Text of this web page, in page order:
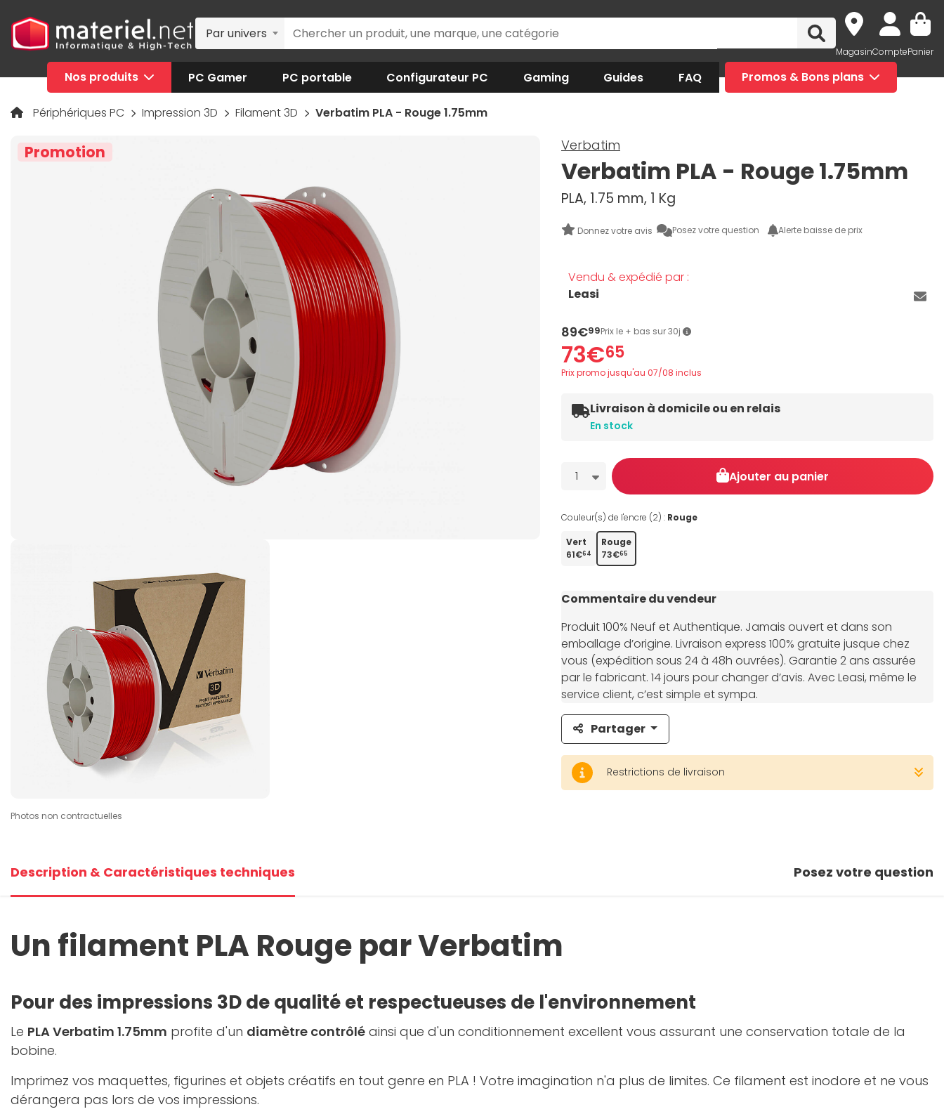
Par univers
MagasinComptePanier
Nos produits PC Gamer PC portable Configurateur PC Gaming Guides FAQ Promos & Bons plans
Périphériques PC Impression 3D Filament 3D Verbatim PLA - Rouge 1.75mm
Promotion
Photos non contractuelles
Verbatim
Verbatim PLA - Rouge 1.75mm
PLA, 1.75 mm, 1 Kg
Donnez votre avis Posez votre question Alerte baisse de prix
Vendu & expédié par :
Leasi
89€99Prix le + bas sur 30j
73€65
Prix promo jusqu'au 07/08 inclus
Livraison à domicile ou en relais
En stock
Quantité
1 Ajouter au panier
Couleur(s) de l'encre (2) : Rouge
Vert
61€64
Rouge
73€65
Commentaire du vendeur
Produit 100% Neuf et Authentique. Jamais ouvert et dans son
emballage d’origine. Livraison express 100% gratuite jusque chez
vous (expédition sous 24 à 48h ouvrées). Garantie 2 ans assurée
par le fabricant. 14 jours pour changer d’avis. Avec Leasi, même le
service client, c’est simple et sympa.
Partager
Restrictions de livraison
Description & Caractéristiques techniques Posez votre question
Un filament PLA Rouge par Verbatim
Pour des impressions 3D de qualité et respectueuses de l'environnement
Le PLA Verbatim 1.75mm profite d'un diamètre contrôlé ainsi que d'un conditionnement excellent vous assurant une conservation totale de la
bobine.
Imprimez vos maquettes, figurines et objets créatifs en tout genre en PLA ! Votre imagination n'a plus de limites. Ce filament est inodore et ne vous
dérangera pas lors de vos impressions.